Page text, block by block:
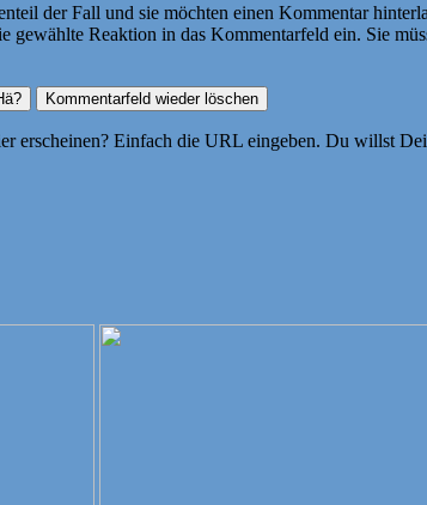
der Fall und sie möchten einen Kommentar
Reaktion in das Kommentarfeld ein. Sie
erscheinen? Einfach die URL eingeben. Du willst